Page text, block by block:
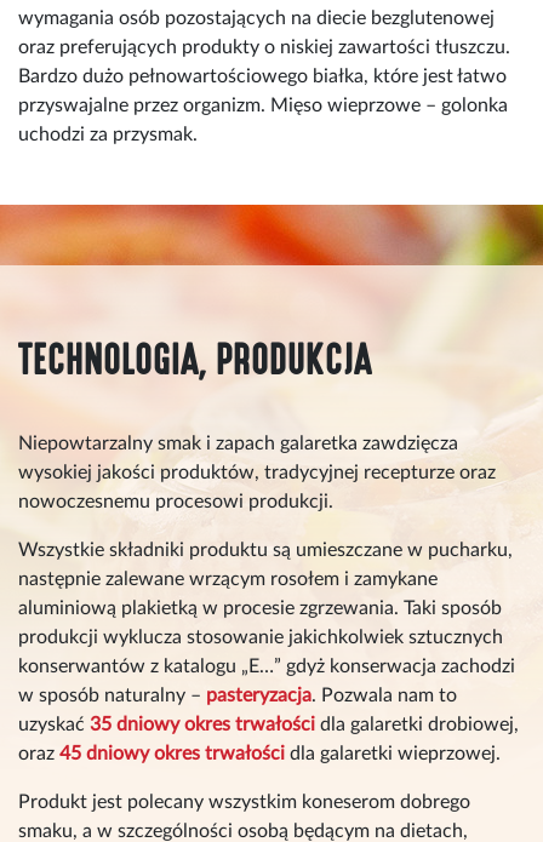
wymagania osób pozostających na diecie bezglutenowej
oraz preferujących produkty o niskiej zawartości tłuszczu.
Bardzo dużo pełnowartościowego białka, które jest łatwo
przyswajalne przez organizm. Mięso wieprzowe – golonka
uchodzi za przysmak.
TECHNOLOGIA, PRODUKCJA
Niepowtarzalny smak i zapach galaretka zawdzięcza
wysokiej jakości produktów, tradycyjnej recepturze oraz
nowoczesnemu procesowi produkcji.
Wszystkie składniki produktu są umieszczane w pucharku,
następnie zalewane wrzącym rosołem i zamykane
aluminiową plakietką w procesie zgrzewania. Taki sposób
produkcji wyklucza stosowanie jakichkolwiek sztucznych
konserwantów z katalogu „E…” gdyż konserwacja zachodzi
w sposób naturalny – pasteryzacja. Pozwala nam to
uzyskać 35 dniowy okres trwałości dla galaretki drobiowej,
oraz 45 dniowy okres trwałości dla galaretki wieprzowej.
Produkt jest polecany wszystkim koneserom dobrego
smaku, a w szczególności osobą będącym na dietach,